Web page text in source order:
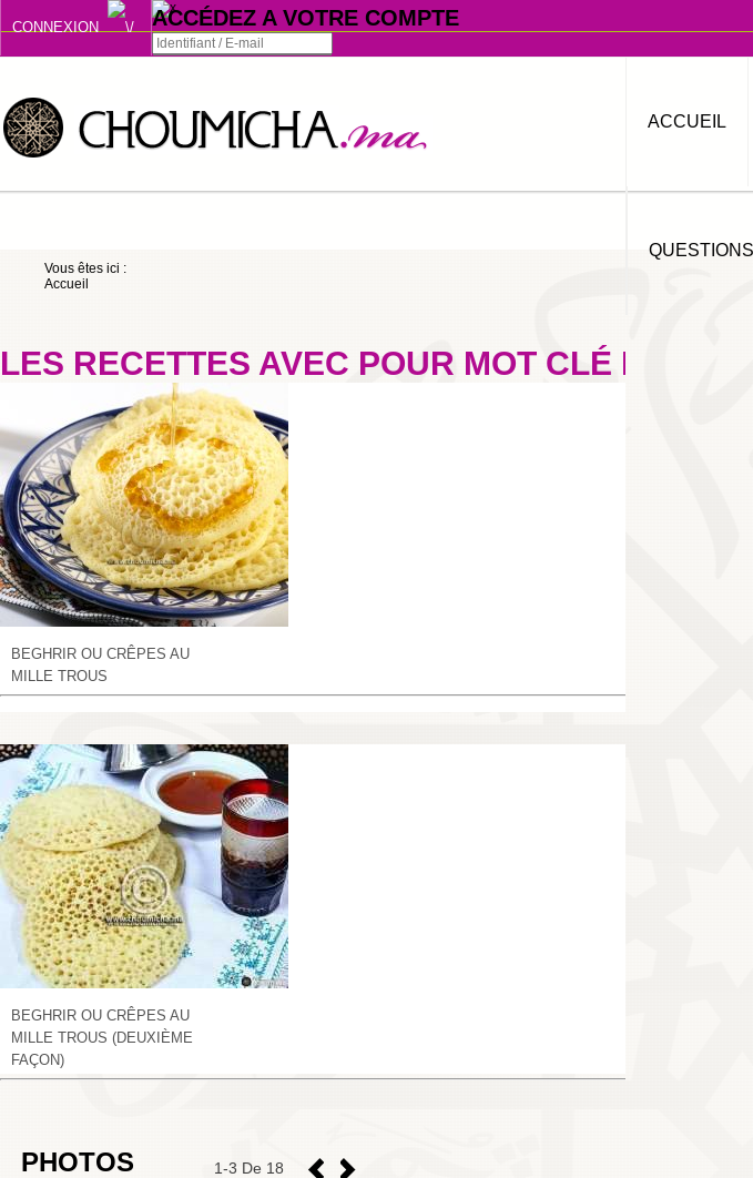
CONNEXION ACCÉDEZ A VOTRE COMPTE
Se souvenir de moi
S'INSCRIRE
ACCUEIL
Vous êtes ici :
Accueil
LES RECETTES AVEC POUR MOT CLÉ
BEGHRIR OU CRÊPES AU
MILLE TROUS
BEGHRIR OU CRÊPES AU
MILLE TROUS (DEUXIÈME
FAÇON)
1-3 De 18
PHOTOS